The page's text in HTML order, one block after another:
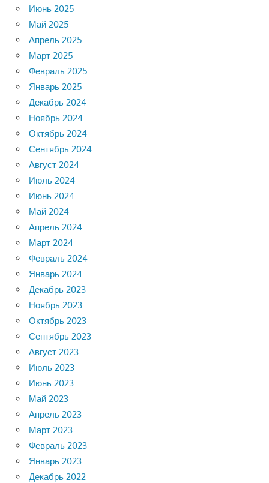
Июнь 2025
Май 2025
Апрель 2025
Март 2025
Февраль 2025
Январь 2025
Декабрь 2024
Ноябрь 2024
Октябрь 2024
Сентябрь 2024
Август 2024
Июль 2024
Июнь 2024
Май 2024
Апрель 2024
Март 2024
Февраль 2024
Январь 2024
Декабрь 2023
Ноябрь 2023
Октябрь 2023
Сентябрь 2023
Август 2023
Июль 2023
Июнь 2023
Май 2023
Апрель 2023
Март 2023
Февраль 2023
Январь 2023
Декабрь 2022